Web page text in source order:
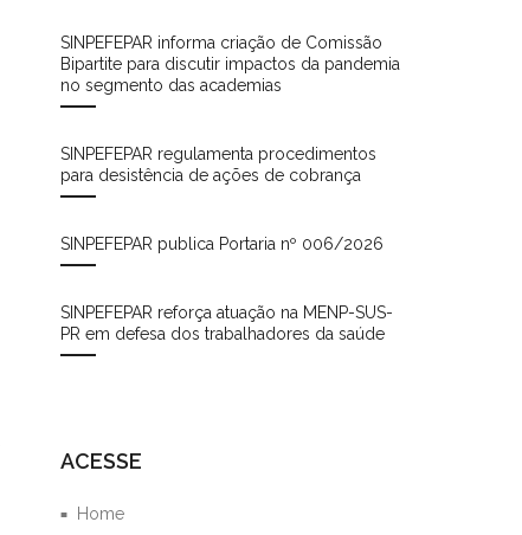
SINPEFEPAR informa criação de Comissão
Bipartite para discutir impactos da pandemia
no segmento das academias
SINPEFEPAR regulamenta procedimentos
para desistência de ações de cobrança
SINPEFEPAR publica Portaria nº 006/2026
SINPEFEPAR reforça atuação na MENP-SUS-
PR em defesa dos trabalhadores da saúde
ACESSE
Home